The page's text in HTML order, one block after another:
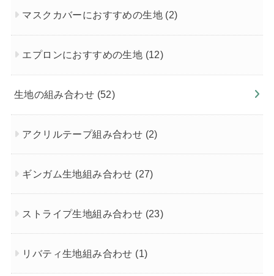
マスクカバーにおすすめの生地 (2)
エプロンにおすすめの生地 (12)
生地の組み合わせ (52)
アクリルテープ組み合わせ (2)
ギンガム生地組み合わせ (27)
ストライプ生地組み合わせ (23)
リバティ生地組み合わせ (1)